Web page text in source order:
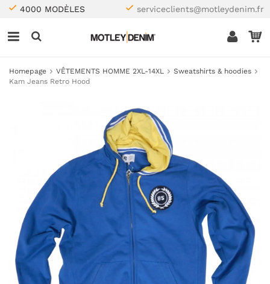
4000 MODÈLES serviceclients@motleydenim.fr
Homepage VÊTEMENTS HOMME 2XL-14XL
Sweatshirts & hoodies
Kam Jeans Retro Hood